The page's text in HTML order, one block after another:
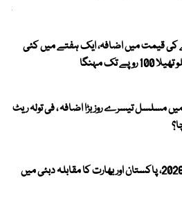
کی قیمت میں اضافہ، ایک ہفتے میں کئی
مسلسل تیسرے روز بڑا اضافہ ، فی تولہ ریٹ
ویمنز ایشیا کپ 2026، پاکستان اور بھارت کا مقابلہ دبئی میں